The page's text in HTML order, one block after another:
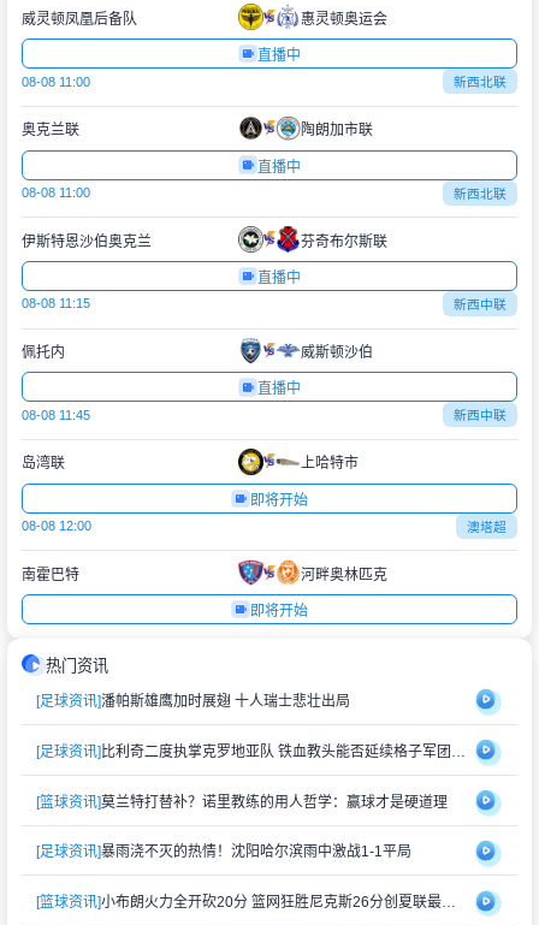
威灵顿凤凰后备队 惠灵顿奥运会
直播中
08-08 11:00 新西北联
奥克兰联 陶朗加市联
直播中
08-08 11:00 新西北联
伊斯特恩沙伯奥克兰 芬奇布尔斯联
直播中
08-08 11:15 新西中联
佩托内 威斯顿沙伯
直播中
08-08 11:45 新西中联
岛湾联 上哈特市
即将开始
08-08 12:00 澳塔超
南霍巴特 河畔奥林匹克
即将开始
热门资讯
[足球资讯]潘帕斯雄鹰加时展翅 十人瑞士悲壮出局
[足球资讯]
[篮球资讯]莫兰特打替补？诺里教练的用人哲学：赢球才是硬道理
[足球资讯]暴雨浇不灭的热情！沈阳哈尔滨雨中激战1-1平局
[篮球资讯] 小布朗火力全开砍20分 篮网狂胜尼克斯26分创夏联最大分差